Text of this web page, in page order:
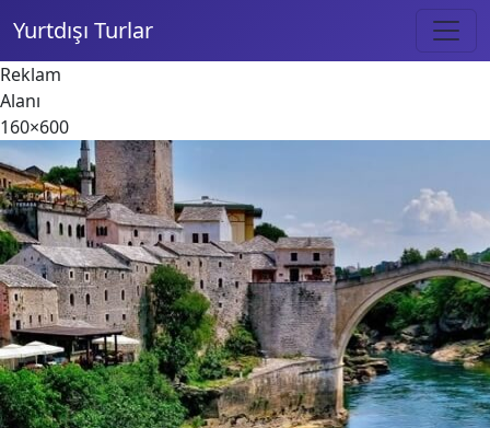
Yurtdışı Turlar
Reklam
Alanı
160×600